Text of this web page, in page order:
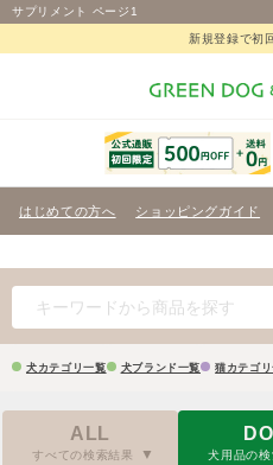
サプリメント ページ1
新規登録で初
はじめての方へ ショッピングガイド
犬カテゴリ一覧 犬ブランド一覧 猫カテゴ
ALL
すべての検索結果 犬用品の